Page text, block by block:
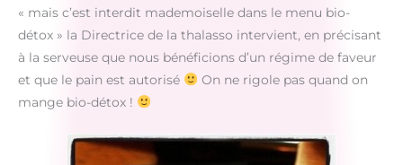
« mais c’est interdit mademoiselle dans le menu bio-
détox » la Directrice de la thalasso intervient, en précisant
à la serveuse que nous bénéficions d’un régime de faveur
et que le pain est autorisé
On ne rigole pas quand on
mange bio-détox !